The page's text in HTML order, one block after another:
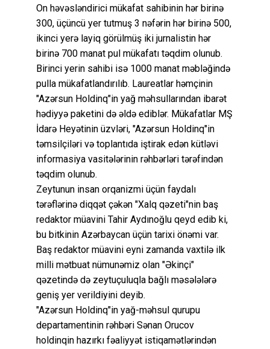
On həvəsləndirici mükafat sahibinin hər birinə
300, üçüncü yer tutmuş 3 nəfərin hər birinə 500,
ikinci yerə layiq görülmüş iki jurnalistin hər
birinə 700 manat pul mükafatı təqdim olunub.
Birinci yerin sahibi isə 1000 manat məbləğində
pulla mükafatlandırılıb. Laureatlar həmçinin
"Azərsun Holdinq"in yağ məhsullarından ibarət
hədiyyə paketini də əldə ediblər. Mükafatlar MŞ
İdarə Heyətinin üzvləri, "Azərsun Holdinq"in
təmsilçiləri və toplantıda iştirak edən kütləvi
informasiya vasitələrinin rəhbərləri tərəfindən
təqdim olunub.
Zeytunun insan orqanizmi üçün faydalı
tərəflərinə diqqət çəkən "Xalq qəzeti"nin baş
redaktor müavini Tahir Aydınoğlu qeyd edib ki,
bu bitkinin Azərbaycan üçün tarixi önəmi var.
Baş redaktor müavini eyni zamanda vaxtilə ilk
milli mətbuat nümunəmiz olan "Əkinçi"
qəzetində də zeytuçuluqla bağlı məsələlərə
geniş yer verildiyini deyib.
"Azərsun Holdinq"in yağ-məhsul qurupu
departamentinin rəhbəri Sənan Orucov
holdinqin hazırkı fəaliyyət istiqamətlərindən